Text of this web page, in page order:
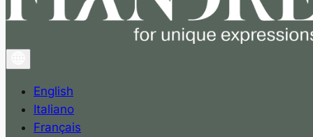
English
Italiano
Français